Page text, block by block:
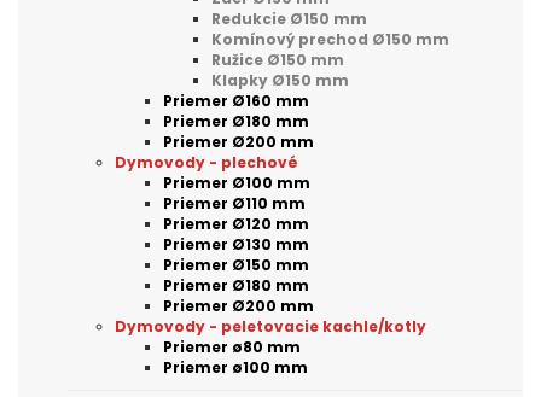
Redukcie Ø150 mm
Komínový prechod Ø150 mm
Ružice Ø150 mm
Klapky Ø150 mm
Priemer Ø160 mm
Priemer Ø180 mm
Priemer Ø200 mm
Dymovody - plechové
Priemer Ø100 mm
Priemer Ø110 mm
Priemer Ø120 mm
Priemer Ø130 mm
Priemer Ø150 mm
Priemer Ø180 mm
Priemer Ø200 mm
Dymovody - peletovacie kachle/kotly
Priemer ø80 mm
Priemer ø100 mm